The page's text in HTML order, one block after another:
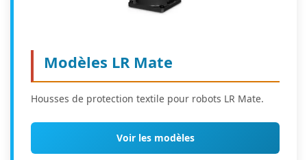
Modèles LR Mate
Housses de protection textile pour robots LR Mate.
Voir les modèles